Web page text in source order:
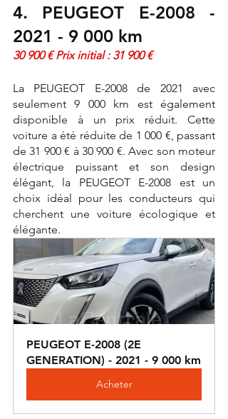
4. PEUGEOT E-2008 -
2021 - 9 000 km
30 900 € Prix initial : 31 900 €
La PEUGEOT E-2008 de 2021 avec
seulement 9 000 km est également
disponible à un prix réduit. Cette
voiture a été réduite de 1 000 €, passant
de 31 900 € à 30 900 €. Avec son moteur
électrique puissant et son design
élégant, la PEUGEOT E-2008 est un
choix idéal pour les conducteurs qui
cherchent une voiture écologique et
élégante.
PEUGEOT E-2008 (2E
GENERATION) - 2021 - 9 000 km
Acheter